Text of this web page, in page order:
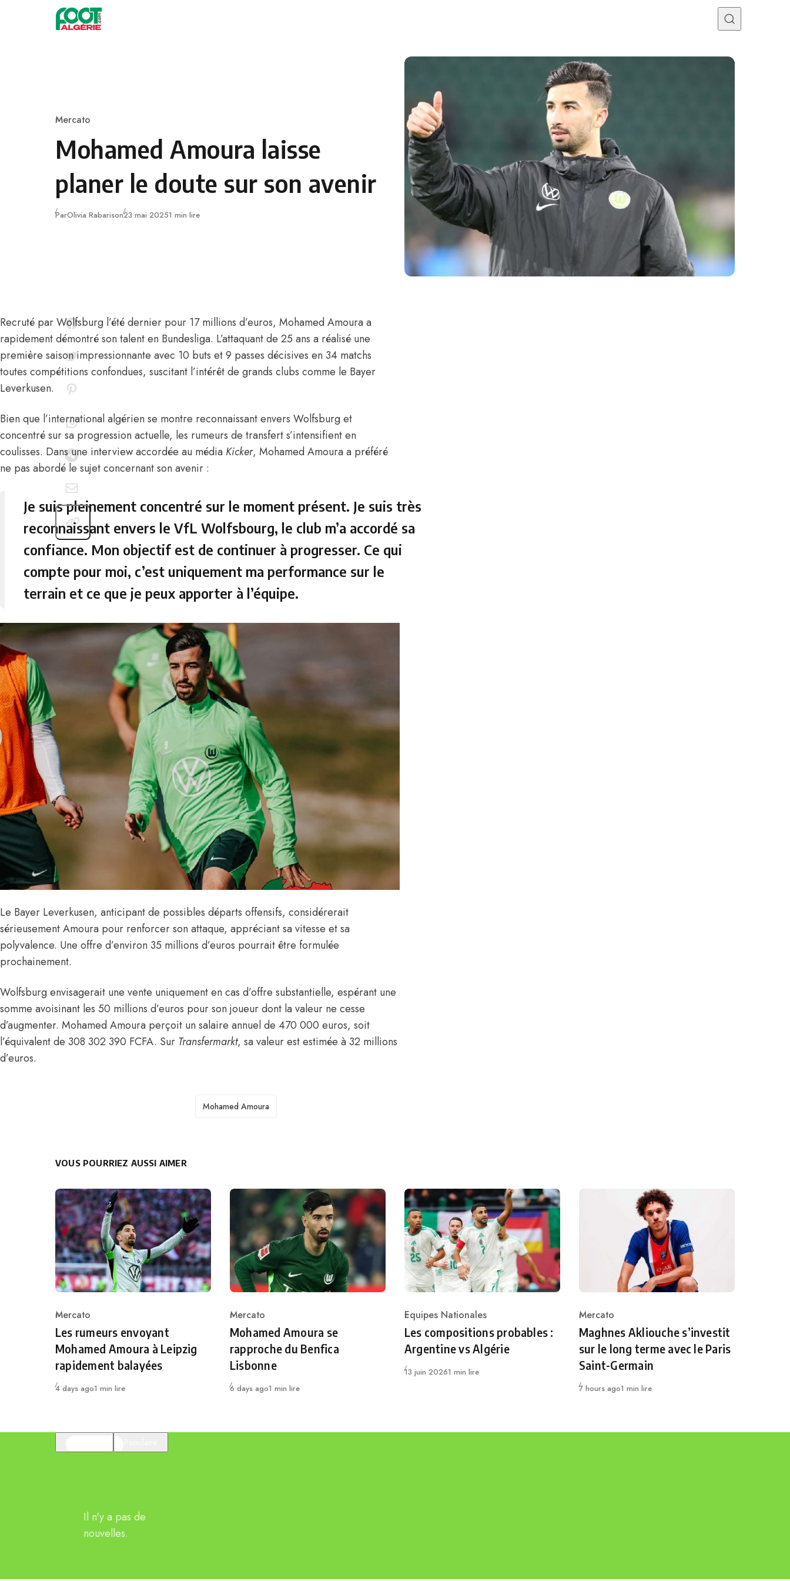
Skip to content
Category
Mercato
Mohamed Amoura laisse
planer le doute sur son avenir
ParOlivia RabarisonPublié
23 mai 20251 min lire
Recruté par Wolfsburg l’été dernier pour 17 millions d’euros, Mohamed Amoura a
rapidement démontré son talent en Bundesliga. L’attaquant de 25 ans a réalisé une
première saison impressionnante avec 10 buts et 9 passes décisives en 34 matchs
toutes compétitions confondues, suscitant l’intérêt de grands clubs comme le Bayer
Leverkusen.
Bien que l’international algérien se montre reconnaissant envers Wolfsburg et
concentré sur sa progression actuelle, les rumeurs de transfert s’intensifient en
coulisses. Dans une interview accordée au média Kicker, Mohamed Amoura a préféré
ne pas abordé le sujet concernant son avenir :
Je suis pleinement concentré sur le moment présent. Je suis très
reconnaissant envers le VfL Wolfsbourg, le club m’a accordé sa
confiance. Mon objectif est de continuer à progresser. Ce qui
compte pour moi, c’est uniquement ma performance sur le
terrain et ce que je peux apporter à l’équipe.
Le Bayer Leverkusen, anticipant de possibles départs offensifs, considérerait
sérieusement Amoura pour renforcer son attaque, appréciant sa vitesse et sa
polyvalence. Une offre d’environ 35 millions d’euros pourrait être formulée
prochainement.
Wolfsburg envisagerait une vente uniquement en cas d’offre substantielle, espérant une
somme avoisinant les 50 millions d’euros pour son joueur dont la valeur ne cesse
d’augmenter. Mohamed Amoura perçoit un salaire annuel de 470 000 euros, soit
l’équivalent de 308 302 390 FCFA. Sur Transfermarkt, sa valeur est estimée à 32 millions
d’euros.
TAGS
Mohamed Amoura
VOUS POURRIEZ AUSSI AIMER
Category
Mercato
Les rumeurs envoyant
Mohamed Amoura à Leipzig
rapidement balayées
Publié
4 days ago1 min lire
Category
Mercato
Mohamed Amoura se
rapproche du Benfica
Lisbonne
Publié
6 days ago1 min lire
Category
Equipes Nationales
Les compositions probables :
Argentine vs Algérie
Publié
13 juin 20261 min lire
Category
Mercato
Maghnes Akliouche s’investit
sur le long terme avec le Paris
Saint-Germain
Publié
7 hours ago1 min lire
Il n'y a pas de
nouvelles.